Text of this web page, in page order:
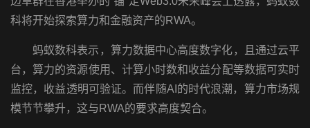
科将开始探索算力和金融资产的RWA。
蚂蚁数科表示，算力数据中心高度数字化，且通过云平
台，算力的资源使用、计算小时数和收益分配等数据可实时
监控，收益透明可验证。而伴随AI的时代浪潮，算力市场规
模节节攀升，这与RWA的要求高度契合。